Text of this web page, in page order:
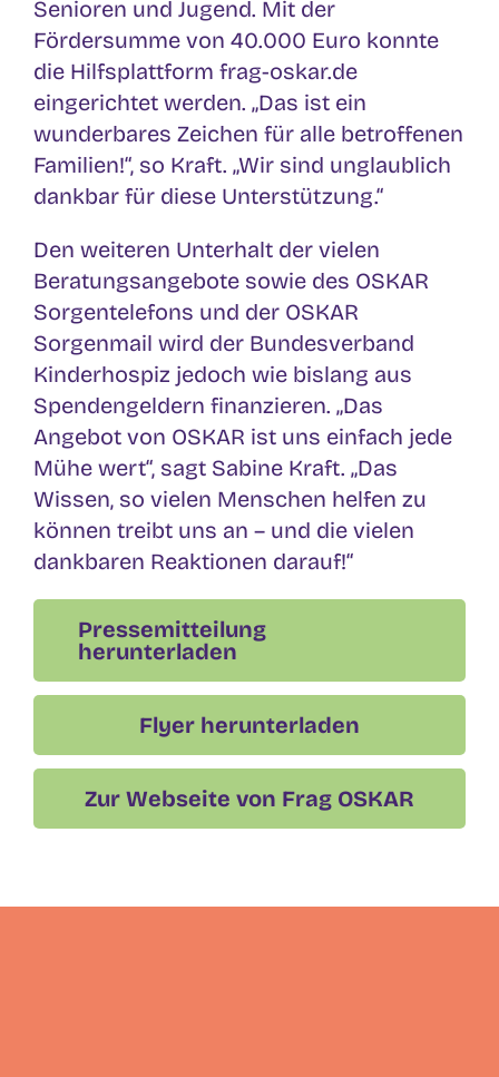
Senioren und Jugend. Mit der
Fördersumme von 40.000 Euro konnte
die Hilfsplattform frag-oskar.de
eingerichtet werden. „Das ist ein
wunderbares Zeichen für alle betroffenen
Familien!“, so Kraft. „Wir sind unglaublich
dankbar für diese Unterstützung.“
Den weiteren Unterhalt der vielen
Beratungsangebote sowie des OSKAR
Sorgentelefons und der OSKAR
Sorgenmail wird der Bundesverband
Kinderhospiz jedoch wie bislang aus
Spendengeldern finanzieren. „Das
Angebot von OSKAR ist uns einfach jede
Mühe wert“, sagt Sabine Kraft. „Das
Wissen, so vielen Menschen helfen zu
können treibt uns an – und die vielen
dankbaren Reaktionen darauf!“
Pressemitteilung
herunterladen
Flyer herunterladen
Zur Webseite von Frag OSKAR